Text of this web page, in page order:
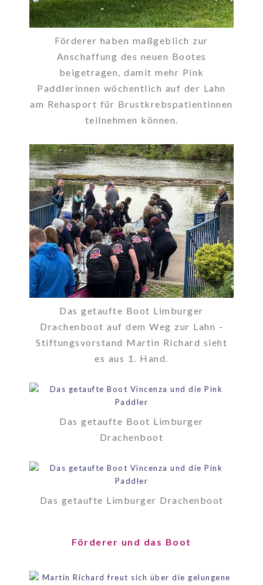
Förderer haben maßgeblich zur
Anschaffung des neuen Bootes
beigetragen, damit mehr Pink
Paddlerinnen wöchentlich auf der Lahn
am Rehasport für Brustkrebspatientinnen
teilnehmen können.
Das getaufte Boot Limburger
Drachenboot auf dem Weg zur Lahn -
Stiftungsvorstand Martin Richard sieht
es aus 1. Hand.
Das getaufte Boot Limburger
Drachenboot
Das getaufte Limburger Drachenboot
Förderer und das Boot